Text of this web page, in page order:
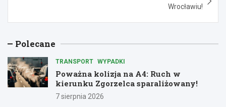
Wrocławiu!
Polecane
TRANSPORT WYPADKI
Poważna kolizja na A4: Ruch w
kierunku Zgorzelca sparaliżowany!
7 sierpnia 2026